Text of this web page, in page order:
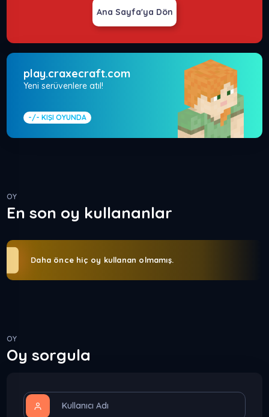
Ana Sayfa'ya Dön
play.craxecraft.com
Yeni serüvenlere atıl!
-/- KIŞI OYUNDA
OY
En son oy kullananlar
Daha önce hiç oy kullanan olmamış.
OY
Oy sorgula
Kullanıcı Adı